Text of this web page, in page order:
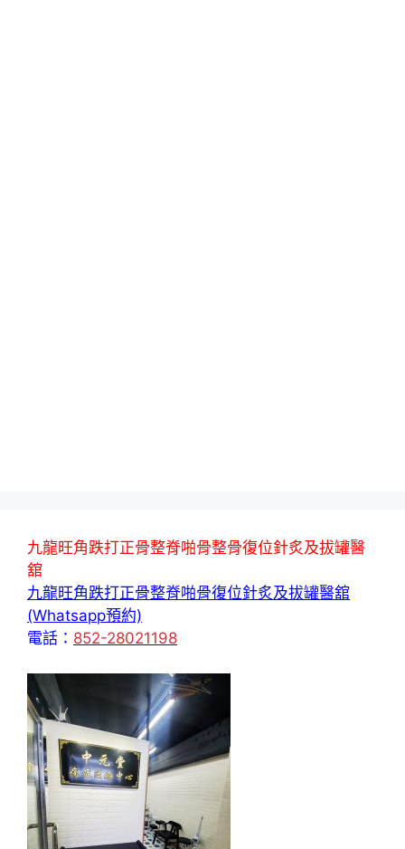
九龍旺角跌打正骨整脊啪骨整骨復位針炙及拔罐醫
舘
九龍旺角跌打正骨整脊啪骨復位針炙及拔罐醫舘
(Whatsapp預約)
電話： 852-28021198